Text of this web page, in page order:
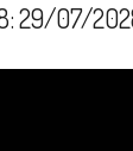
29/07/